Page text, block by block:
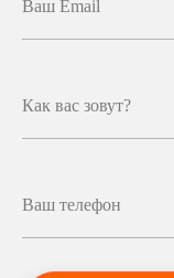
Ваш Email
Как вас зовут?
Ваш телефон